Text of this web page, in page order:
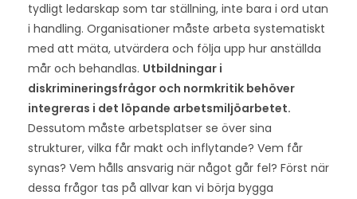
tydligt ledarskap som tar ställning, inte bara i ord utan
i handling. Organisationer måste arbeta systematiskt
med att mäta, utvärdera och följa upp hur anställda
mår och behandlas. Utbildningar i
diskrimineringsfrågor och normkritik behöver
integreras i det löpande arbetsmiljöarbetet.
Dessutom måste arbetsplatser se över sina
strukturer, vilka får makt och inflytande? Vem får
synas? Vem hålls ansvarig när något går fel? Först när
dessa frågor tas på allvar kan vi börja bygga